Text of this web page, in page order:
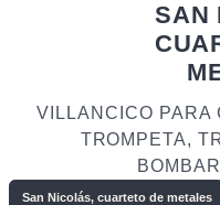
SAN
VILLANCICO PARA
TROMPETA,
San Nicolás, cuarteto de metales